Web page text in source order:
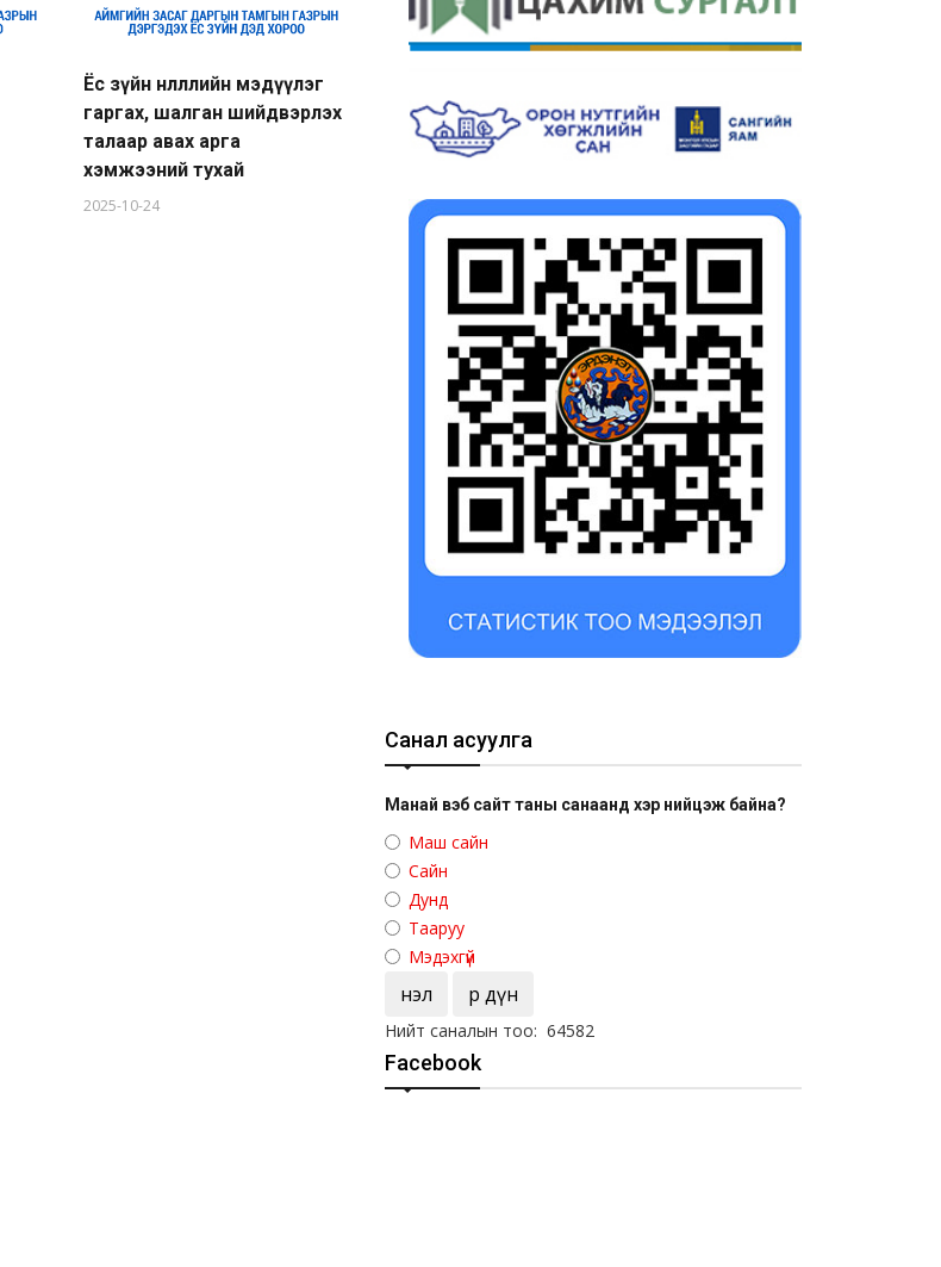
Ёс зүйн нөлөөллийн мэдүүлэг
гаргах, шалган шийдвэрлэх
талаар авах арга
хэмжээний тухай
2025-10-24
зүйн зөрчилд өртөх эрсдэлийг
тооцох үнэлгээний
2025-10-23
2024-03-23
Санал асуулга
Манай вэб сайт таны санаанд хэр нийцэж байна?
Маш сайн
Сайн
Дунд
Тааруу
Мэдэхгүй
Үнэл Үр дүн
Нийт саналын тоо: 64582
Facebook